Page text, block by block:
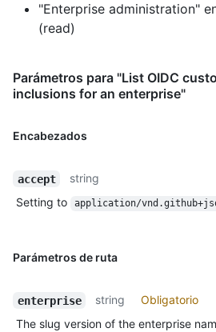
"Enterprise administration"
(read)
Parámetros para "List OIDC
inclusions for an enterprise"
Encabezados
accept
string
Setting to
application/
Parámetros de ruta
enterprise string
Obligatorio
The slug version of the enterprise